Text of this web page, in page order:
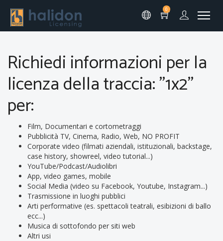
0
Richiedi informazioni per la
licenza della traccia: "1x2"
per:
Film, Documentari e cortometraggi
Pubblicità TV, Cinema, Radio, Web, NO PROFIT
Corporate video (filmati aziendali, istituzionali, backstage,
case history, showreel, video tutorial...)
YouTube/Podcast/Audiolibri
App, video games, mobile
Social Media (video su Facebook, Youtube, Instagram...)
Trasmissione in luoghi pubblici
Arti performative (es. spettacoli teatrali, esibizioni di ballo
ecc...)
Musica di sottofondo per siti web
Altri usi